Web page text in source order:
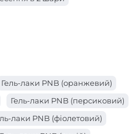
Гель-лаки PNB (оранжевий)
Гель-лаки PNB (персиковий)
лаки PNB (фіолетовий)